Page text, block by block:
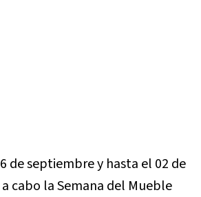
de septiembre y hasta el 02 de
cabo la Semana del Mueble